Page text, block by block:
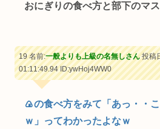
おにぎりの食べ方と部下のマ
19 名前:一般よりも上級の名無しさん投稿
01:11:49.94ID:ywHoj4WW0
🍙の食べ方をみて「あっ・・
ｗ」ってわかったよなｗ